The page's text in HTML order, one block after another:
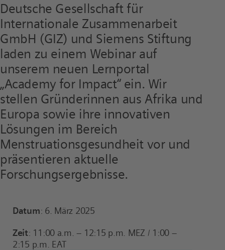
Deutsche Gesellschaft für
Internationale Zusammenarbeit
GmbH (GIZ) und Siemens Stiftung
laden zu einem Webinar auf
unserem neuen Lernportal
„Academy for Impact“ ein. Wir
stellen Gründerinnen aus Afrika und
Europa sowie ihre innovativen
Lösungen im Bereich
Menstruationsgesundheit vor und
präsentieren aktuelle
Forschungsergebnisse.
Datum: 6. März 2025
Zeit: 11:00 a.m. – 12:15 p.m. MEZ / 1:00 –
2:15 p.m. EAT